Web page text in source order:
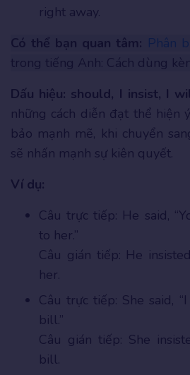
right away.
Có thể bạn quan tâm: Phân
trong tiếng Anh: Cách dùng
Dấu hiệu: should, I insist, I
những cách diễn đạt thể hiện
bảo mạnh mẽ, khi chuyển
sẽ nhấn mạnh sự kiên quyết.
Ví dụ:
Câu trực tiếp: He said,
to her.”
Câu gián tiếp: He
her.
Câu trực tiếp: She said,
bill.”
Câu gián tiếp: She
bill.